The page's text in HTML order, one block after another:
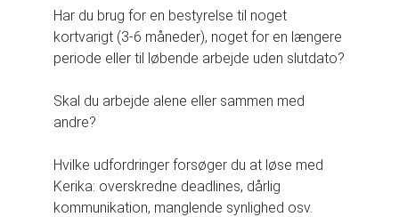
Har du brug for en bestyrelse til noget
kortvarigt (3-6 måneder), noget for en længere
periode eller til løbende arbejde uden slutdato?
Skal du arbejde alene eller sammen med
andre?
Hvilke udfordringer forsøger du at løse med
Kerika: overskredne deadlines, dårlig
kommunikation, manglende synlighed osv.